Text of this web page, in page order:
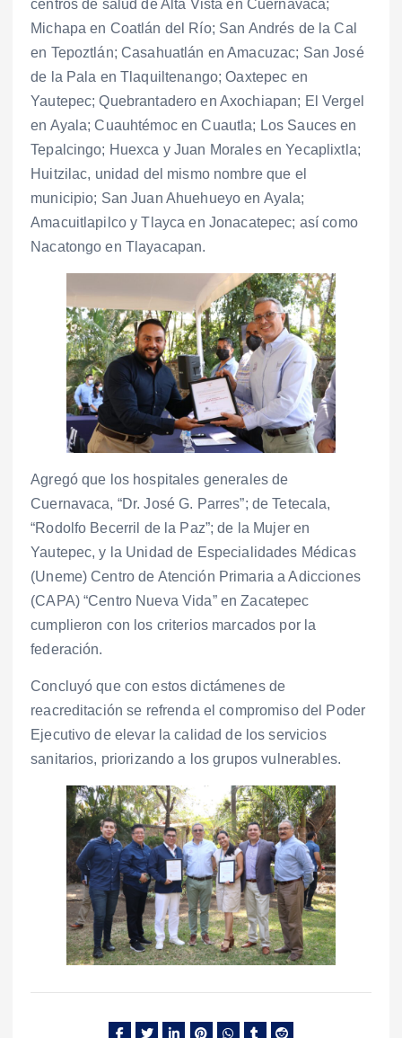
centros de salud de Alta Vista en Cuernavaca;
Michapa en Coatlán del Río; San Andrés de la Cal
en Tepoztlán; Casahuatlán en Amacuzac; San José
de la Pala en Tlaquiltenango; Oaxtepec en
Yautepec; Quebrantadero en Axochiapan; El Vergel
en Ayala; Cuauhtémoc en Cuautla; Los Sauces en
Tepalcingo; Huexca y Juan Morales en Yecaplixtla;
Huitzilac, unidad del mismo nombre que el
municipio; San Juan Ahuehueyo en Ayala;
Amacuitlapilco y Tlayca en Jonacatepec; así como
Nacatongo en Tlayacapan.
Agregó que los hospitales generales de
Cuernavaca, “Dr. José G. Parres”; de Tetecala,
“Rodolfo Becerril de la Paz”; de la Mujer en
Yautepec, y la Unidad de Especialidades Médicas
(Uneme) Centro de Atención Primaria a Adicciones
(CAPA) “Centro Nueva Vida” en Zacatepec
cumplieron con los criterios marcados por la
federación.
Concluyó que con estos dictámenes de
reacreditación se refrenda el compromiso del Poder
Ejecutivo de elevar la calidad de los servicios
sanitarios, priorizando a los grupos vulnerables.